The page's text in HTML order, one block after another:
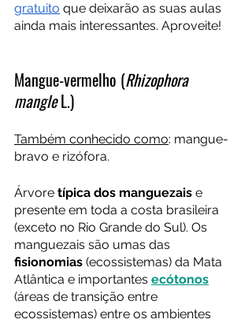
gratuito que deixarão as suas aulas
ainda mais interessantes. Aproveite!
Mangue-vermelho (Rhizophora
mangle L.)
Também conhecido como: mangue-
bravo e rizófora.
Árvore típica dos manguezais e
presente em toda a costa brasileira
(exceto no Rio Grande do Sul). Os
manguezais são umas das
fisionomias (ecossistemas) da Mata
Atlântica e importantes ecótonos
(áreas de transição entre
ecossistemas) entre os ambientes